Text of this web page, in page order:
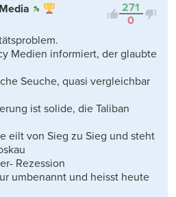
271
0
Medien informiert, der glaubte
Seuche, quasi vergleichbar
ist solide, die Taliban
eilt von Sieg zu Sieg und steht
Rezession
umbenannt und heisst heute